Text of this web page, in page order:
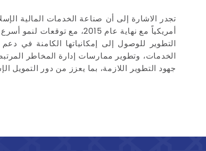
أمريكياً مع نهاية عام
التطوير للوصول إلى إمكانياتها الكامنة في
الخدمات، وتطوير ممارسات إدارة المخاطر
جهود التطوير اللازمة، بما يعزز من دور التمويل